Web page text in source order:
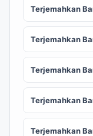
Terjemahkan
Terjemahkan
Terjemahkan
Terjemahkan
Terjemahkan